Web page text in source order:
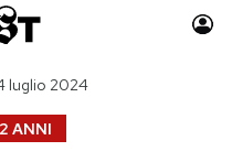
2 ANNI
luglio 2024